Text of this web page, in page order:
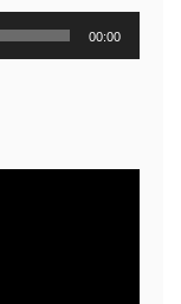
00:00